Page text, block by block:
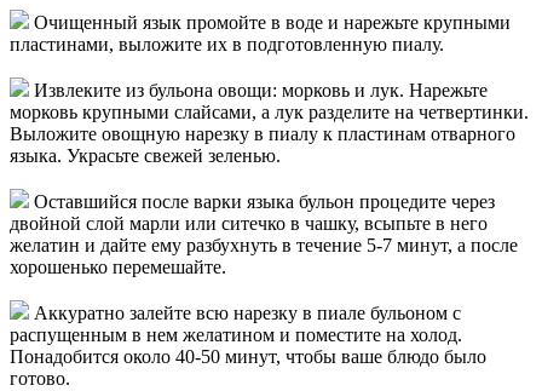
Очищенный язык промойте в воде и нарежьте крупными
пластинами, выложите их в подготовленную пиалу.
Извлеките из бульона овощи: морковь и лук. Нарежьте
морковь крупными слайсами, а лук разделите на четвертинки.
Выложите овощную нарезку в пиалу к пластинам отварного
языка. Украсьте свежей зеленью.
Оставшийся после варки языка бульон процедите через
двойной слой марли или ситечко в чашку, всыпьте в него
желатин и дайте ему разбухнуть в течение 5-7 минут, а после
хорошенько перемешайте.
Аккуратно залейте всю нарезку в пиале бульоном с
распущенным в нем желатином и поместите на холод.
Понадобится около 40-50 минут, чтобы ваше блюдо было
готово.